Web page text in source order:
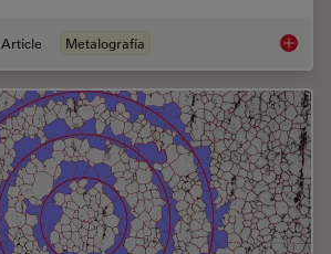
Article Metalografía